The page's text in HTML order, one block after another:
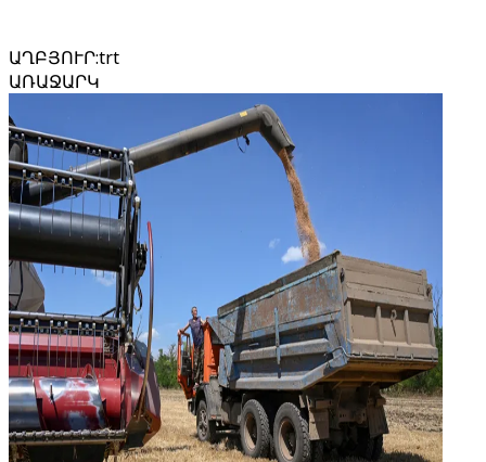
ԱՂԲՅՈՒՐ:trt
ԱՌԱՋԱՐԿ